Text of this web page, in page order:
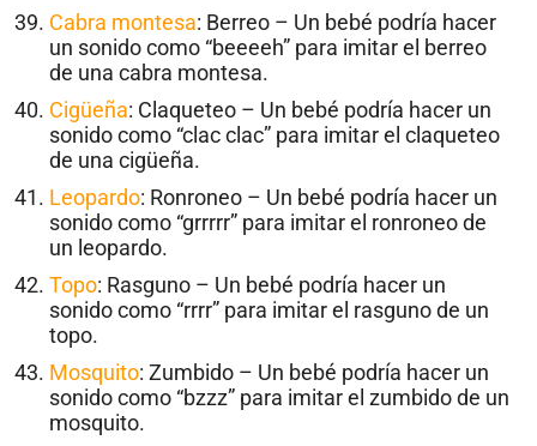
Cabra montesa: Berreo – Un bebé podría hacer
un sonido como “beeeeh” para imitar el berreo
de una cabra montesa.
Cigüeña: Claqueteo – Un bebé podría hacer un
sonido como “clac clac” para imitar el claqueteo
de una cigüeña.
Leopardo: Ronroneo – Un bebé podría hacer un
sonido como “grrrrr” para imitar el ronroneo de
un leopardo.
Topo: Rasguno – Un bebé podría hacer un
sonido como “rrrr” para imitar el rasguno de un
topo.
Mosquito: Zumbido – Un bebé podría hacer un
sonido como “bzzz” para imitar el zumbido de un
mosquito.